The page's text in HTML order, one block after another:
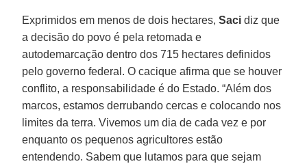
Exprimidos em menos de dois hectares,Saci diz que
a decisão do povo é pela retomada e
autodemarcação dentro dos 715 hectares definidos
pelo governo federal. O cacique afirma que se houver
conflito, a responsabilidade é do Estado. “Além dos
marcos, estamos derrubando cercas e colocando nos
limites da terra. Vivemos um dia de cada vez e por
enquanto os pequenos agricultores estão
entendendo. Sabem que lutamos para que sejam